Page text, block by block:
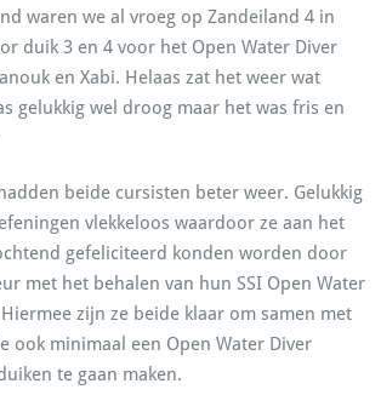
waren we al vroeg op Zandeiland 4 in
duik 3 en 4 voor het Open Water Diver
en Xabi. Helaas zat het weer wat
gelukkig wel droog maar het was fris en
beide cursisten beter weer. Gelukkig
vlekkeloos waardoor ze aan het
gefeliciteerd konden worden door
met het behalen van hun SSI Open Water
zijn ze beide klaar om samen met
ook minimaal een Open Water Diver
te gaan maken.